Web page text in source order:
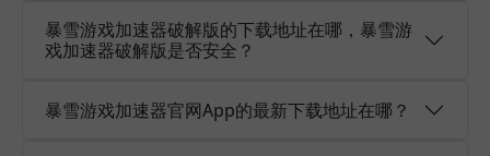
暴雪游戏加速器破解版的下载地址在哪，暴雪游
戏加速器破解版是否安全？
暴雪游戏加速器官网App的最新下载地址在哪？